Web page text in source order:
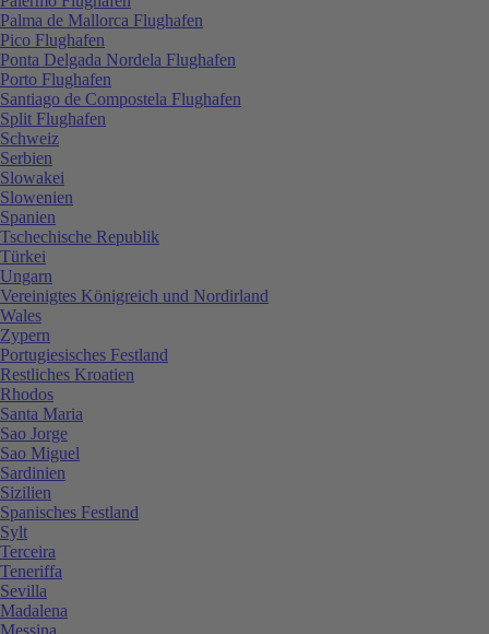
Palma de Mallorca Flughafen
Pico Flughafen
Ponta Delgada Nordela Flughafen
Porto Flughafen
Santiago de Compostela Flughafen
Split Flughafen
Schweiz
Serbien
Slowakei
Slowenien
Spanien
Tschechische Republik
Türkei
Ungarn
Vereinigtes Königreich und Nordirland
Wales
Zypern
Portugiesisches Festland
Restliches Kroatien
Rhodos
Santa Maria
Sao Jorge
Sao Miguel
Sardinien
Sizilien
Spanisches Festland
Sylt
Terceira
Teneriffa
Sevilla
Madalena
Messina